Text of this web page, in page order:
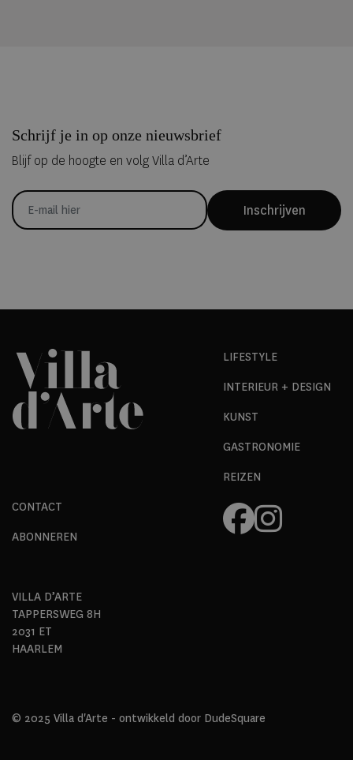
Schrijf je in op onze nieuwsbrief
Blijf op de hoogte en volg Villa d’Arte
Inschrijven
LIFESTYLE
INTERIEUR + DESIGN
KUNST
GASTRONOMIE
REIZEN
CONTACT
ABONNEREN
VILLA D’ARTE
TAPPERSWEG 8H
2031 ET
HAARLEM
© 2025 Villa d'Arte - ontwikkeld door DudeSquare